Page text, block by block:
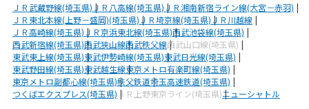
ＪＲ武蔵野線(埼玉県)ＪＲ八高線(埼玉県)ＪＲ湘南新宿ライン線(大宮－赤羽)
ＪＲ東北本線(上野－盛岡)(埼玉県)ＪＲ埼京線(埼玉県)ＪＲ川越線
ＪＲ高崎線(埼玉県)ＪＲ京浜東北線(埼玉県)西武池袋線(埼玉県)
西武新宿線(埼玉県)西武狭山線西武秩父線西武山口線(埼玉県)
東武東上線(埼玉県)東武伊勢崎線(埼玉県)東武日光線(埼玉県)
東武野田線(埼玉県)東武越生線東京メトロ有楽町線(埼玉県)
東京メトロ副都心線(埼玉県)秩父鉄道埼玉高速鉄道(埼玉県)
つくばエクスプレス(埼玉県) ＪＲ上野東京ライン(埼玉県)ニューシャトル